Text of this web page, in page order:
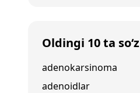
Oldingi 10 ta so‘z
adenokarsinoma
adenoidlar